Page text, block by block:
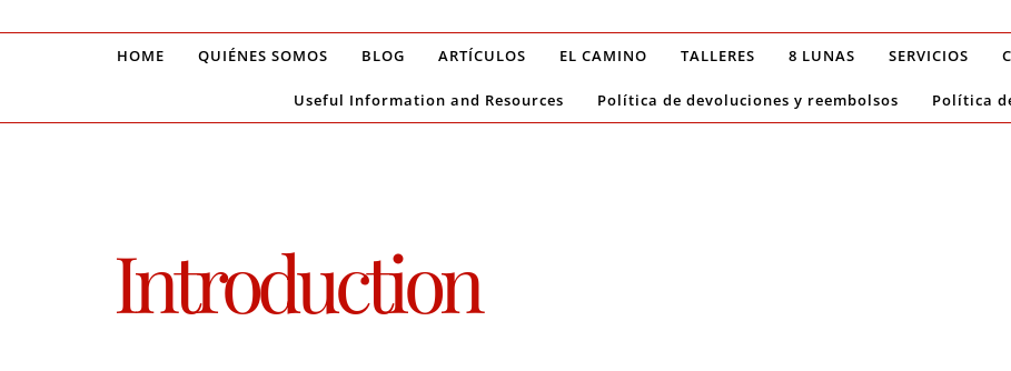
HOME QUIÉNES SOMOS BLOG ARTÍCULOS EL CAMINO TALLERES 8 LUNAS SERVICIOS
Useful Information and Resources Política de devoluciones y reembolsos Política
Introduction